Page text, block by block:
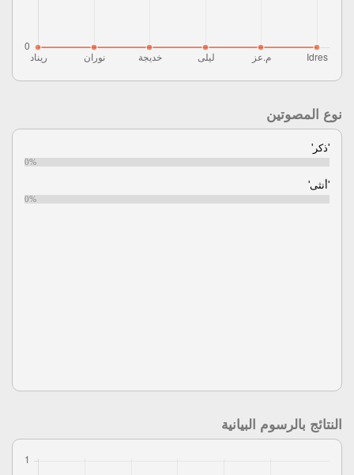
نوع المصوتين
'ذكر'
0%
'أنثى'
0%
النتائج بالرسوم البيانية